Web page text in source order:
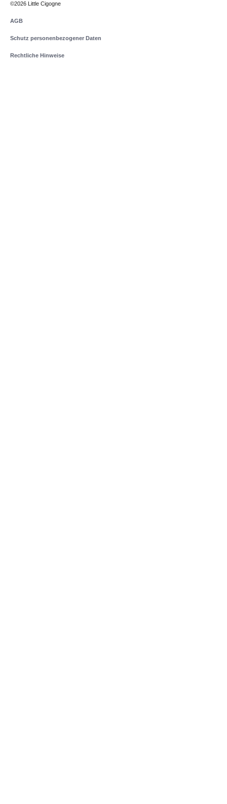
©2026 Little Cigogne
AGB
Schutz personenbezogener Daten
Rechtliche Hinweise